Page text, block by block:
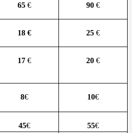
65 € 90 €
18 € 25 €
17 € 20 €
8€ 10€
45€ 55€